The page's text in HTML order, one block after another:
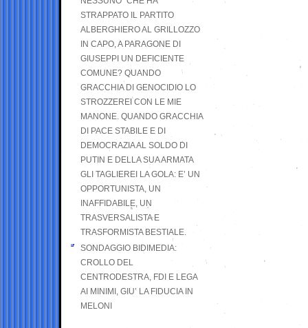
STRAPPATO IL PARTITO
ALBERGHIERO AL GRILLOZZO
IN CAPO, A PARAGONE DI
GIUSEPPI UN DEFICIENTE
COMUNE? QUANDO
GRACCHIA DI GENOCIDIO LO
STROZZEREI CON LE MIE
MANONE. QUANDO GRACCHIA
DI PACE STABILE E DI
DEMOCRAZIA AL SOLDO DI
PUTIN E DELLA SUA ARMATA
GLI TAGLIEREI LA GOLA: E’ UN
OPPORTUNISTA, UN
INAFFIDABILE, UN
TRASVERSALISTA E
TRASFORMISTA BESTIALE.
SONDAGGIO BIDIMEDIA:
CROLLO DEL
CENTRODESTRA, FDI E LEGA
AI MINIMI, GIU’ LA FIDUCIA IN
MELONI